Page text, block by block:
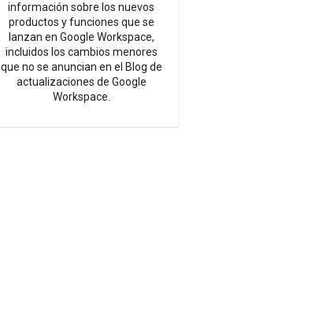
información sobre los nuevos
productos y funciones que se
lanzan en Google Workspace,
incluidos los cambios menores
que no se anuncian en el Blog de
actualizaciones de Google
Workspace.